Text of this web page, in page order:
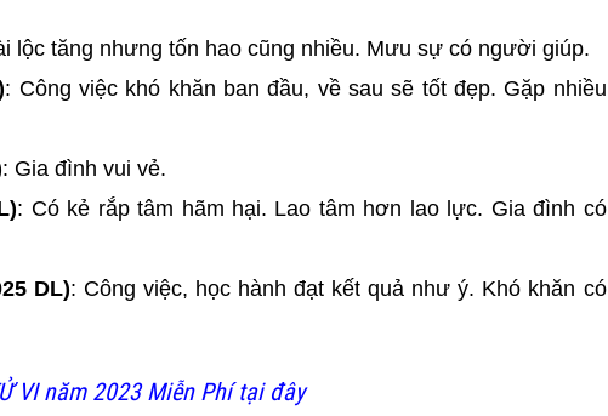
lộc tăng nhưng tốn hao cũng nhiều. Mưu sự có người giúp.
: Công việc khó khăn ban đầu, về sau sẽ tốt đẹp. Gặp nhiều
: Gia đình vui vẻ.
: Có kẻ rắp tâm hãm hại. Lao tâm hơn lao lực. Gia đình có
DL): Công việc, học hành đạt kết quả như ý. Khó khăn có
VI năm 2023 Miễn Phí tại đây